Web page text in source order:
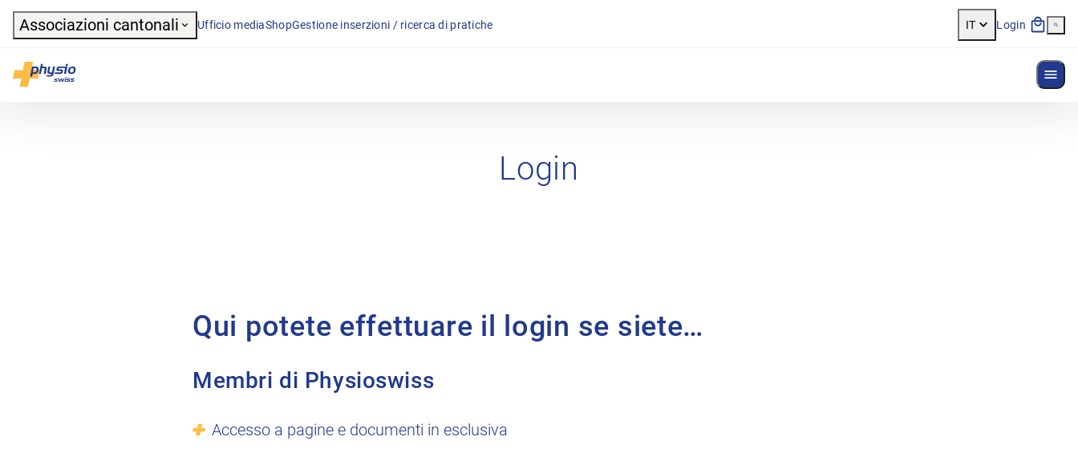
Header
Associazioni cantonali Ufficio mediaShopGestione inserzioni / ricerca di pratiche IT Login
Physioswiss
Navigazione principale
Login
Qui potete effettuare il login se siete…
Membri di Physioswiss
Accesso a pagine e documenti in esclusiva